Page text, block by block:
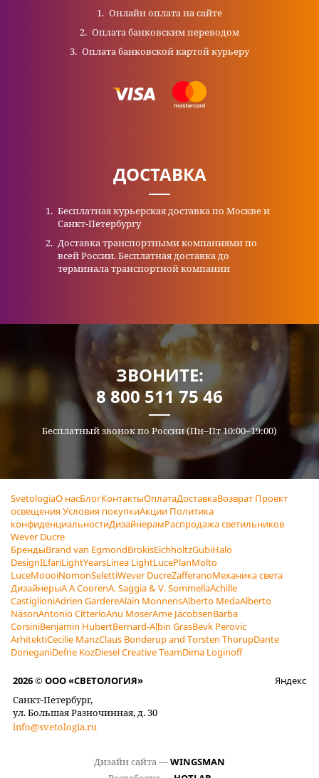
Онлайн оплата на сайте
Оплата банковским переводом
Оплата банковской картой курьеру
ДОСТАВКА
Бесплатная курьерская доставка по Москве и
Санкт-Петербургу
Доставка транспортными компаниями по
всей России. Бесплатная доставка до
терминала транспортной компании
ЗВОНИТЕ:
8 800 511 75 46
Бесплатный звонок по России (Пн–Пт 10:00–19:00)
SvetologiaО насБлогКонтактыОплатаДоставкаВозврат Проект
освещенияУсловия покупкиАкции Политика
конфиденциальностиДизайнерамРаспродажа светильников
Wever Ducre
БрендыBrand van EgmondBrokisEichholtzGubiHalo
DesignILfariLightYearsLinea LightLucePlanMolto
LuceMoooiNomonSelettiWever DucreZafferanoМеханика света
ДизайнерыA A CoorenA. Saggia & V. SommellaAchille
CastiglioniAdrien GardereAlain MonnensAlberto MedaAlberto
NasonAntonio CitterioAnu MoserArne JacobsenBarba
CorsiniBenjamin HubertBernard-Albin GrasBevk Perovic
ArhitektiCecilie ManzClaus Bonderup and Torsten ThorupDante
DoneganiDefne KozDiesel Creative TeamDima Loginoff
2026 © ООО «СВЕТОЛОГИЯ»
Санкт-Петербург,
ул. Большая Разночинная, д. 30
info@svetologia.ru
Яндекс
Дизайн сайта —WINGSMAN